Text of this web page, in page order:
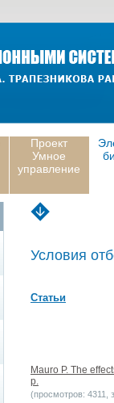
Проект
Умное
управление
Условия
Статьи
Mauro P. The
p.
(просмотров: 4311,